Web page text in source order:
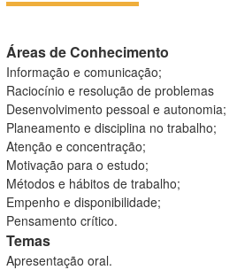
Áreas de Conhecimento
Informação e comunicação;
Raciocínio e resolução de problemas
Desenvolvimento pessoal e autonomia;
Planeamento e disciplina no trabalho;
Atenção e concentração;
Motivação para o estudo;
Métodos e hábitos de trabalho;
Empenho e disponibilidade;
Pensamento crítico.
Temas
Apresentação oral.